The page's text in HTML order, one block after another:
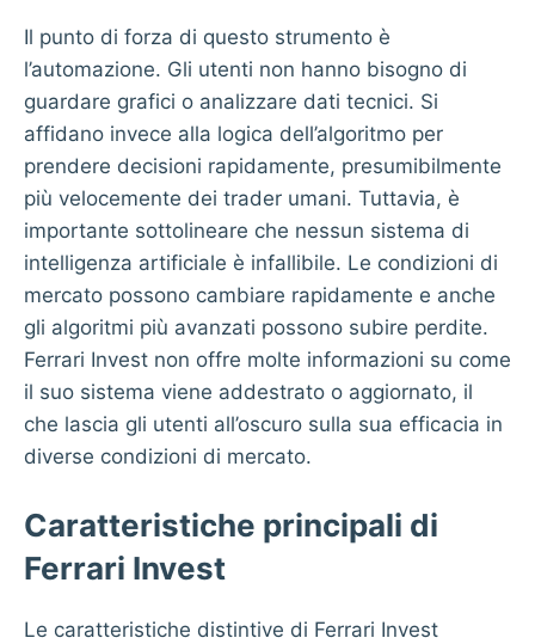
Il punto di forza di questo strumento è
l’automazione. Gli utenti non hanno bisogno di
guardare grafici o analizzare dati tecnici. Si
affidano invece alla logica dell’algoritmo per
prendere decisioni rapidamente, presumibilmente
più velocemente dei trader umani. Tuttavia, è
importante sottolineare che nessun sistema di
intelligenza artificiale è infallibile. Le condizioni di
mercato possono cambiare rapidamente e anche
gli algoritmi più avanzati possono subire perdite.
Ferrari Invest non offre molte informazioni su come
il suo sistema viene addestrato o aggiornato, il
che lascia gli utenti all’oscuro sulla sua efficacia in
diverse condizioni di mercato.
Caratteristiche principali di
Ferrari Invest
Le caratteristiche distintive di Ferrari Invest